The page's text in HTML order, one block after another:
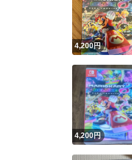
4,200円
4,200円